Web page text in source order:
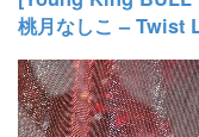
桃月なしこ – Twist